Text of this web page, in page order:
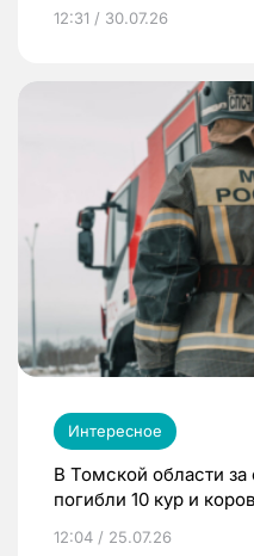
12:31 / 30.07.26
Интересное
В Томской области
погибли 10 кур и
12:04 / 25.07.26